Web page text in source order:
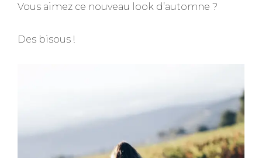
Vous aimez ce nouveau look d’automne ?
Des bisous !